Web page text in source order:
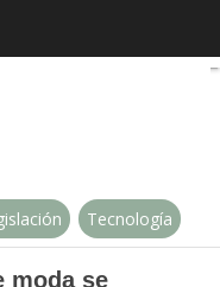
marcas de moda
Tecnología
moda se